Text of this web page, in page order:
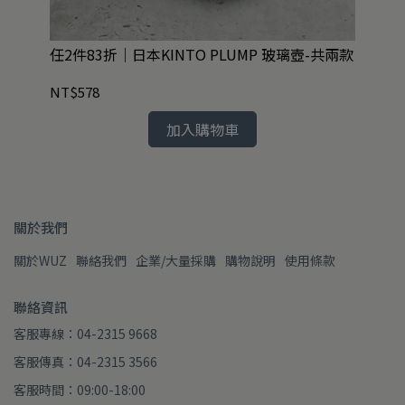
任2件83折｜日本KINTO PLUMP 玻璃壺-共兩款
NT$578
加入購物車
關於我們
關於WUZ 聯絡我們 企業/大量採購 購物說明 使用條款
聯絡資訊
客服專線：04-2315 9668
客服傳真：04-2315 3566
客服時間：09:00-18:00